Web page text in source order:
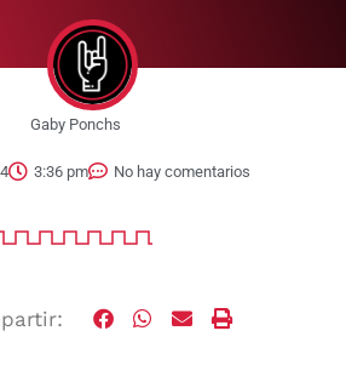
Gaby Ponchs
3:36 pm No hay comentarios